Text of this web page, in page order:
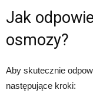
Jak
osmozy?
Aby skutecznie
następujące kroki: